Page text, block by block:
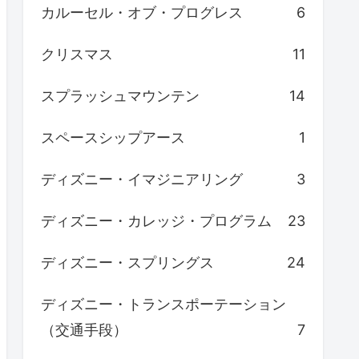
カルーセル・オブ・プログレス 6
クリスマス 11
スプラッシュマウンテン 14
スペースシップアース 1
ディズニー・イマジニアリング 3
ディズニー・カレッジ・プログラム 23
ディズニー・スプリングス 24
ディズニー・トランスポーテーション
（交通手段）
7